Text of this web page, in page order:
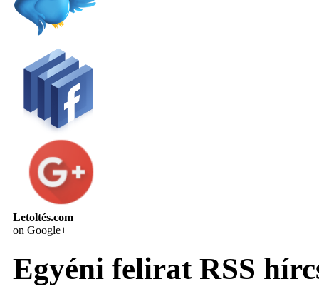
Letoltés.com
on Google+
Egyéni felirat RSS